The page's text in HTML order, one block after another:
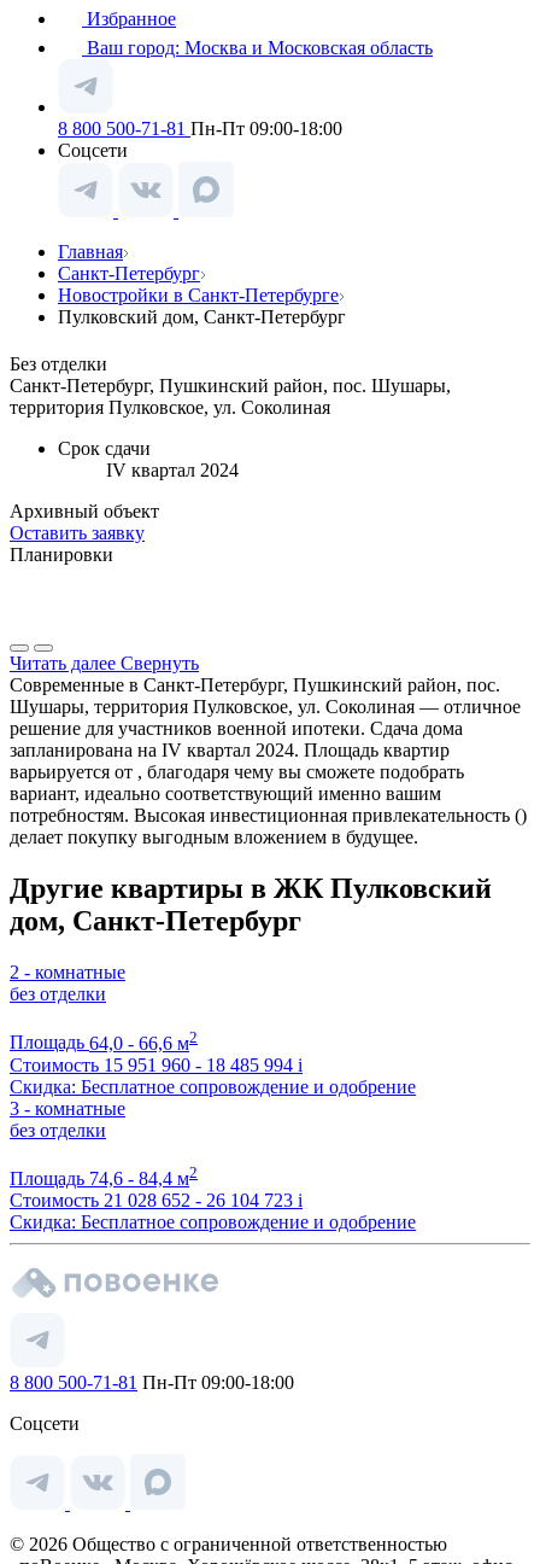
Избранное
Ваш город: Москва и Московская область
8 800 500-71-81 Пн-Пт 09:00-18:00
Соцсети
Главная
Санкт-Петербург
Новостройки в Санкт-Петербурге
Пулковский дом, Санкт-Петербург
Без отделки
Санкт-Петербург, Пушкинский район, пос. Шушары,
территория Пулковское, ул. Соколиная
Срок сдачи
IV квартал 2024
Архивный объект
Оставить заявку
Планировки
Читать далее Свернуть
Современные в Санкт-Петербург, Пушкинский район, пос.
Шушары, территория Пулковское, ул. Соколиная — отличное
решение для участников военной ипотеки. Сдача дома
запланирована на IV квартал 2024. Площадь квартир
варьируется от , благодаря чему вы сможете подобрать
вариант, идеально соответствующий именно вашим
потребностям. Высокая инвестиционная привлекательность ()
делает покупку выгодным вложением в будущее.
Другие квартиры в ЖК Пулковский
дом, Санкт-Петербург
2 - комнатные
без отделки
Площадь 64,0 - 66,6 м2
Стоимость 15 951 960 - 18 485 994 i
Скидка: Бесплатное сопровождение и одобрение
3 - комнатные
без отделки
Площадь 74,6 - 84,4 м2
Стоимость 21 028 652 - 26 104 723 i
Скидка: Бесплатное сопровождение и одобрение
8 800 500-71-81 Пн-Пт 09:00-18:00
Соцсети
© 2026 Общество с ограниченной ответственностью